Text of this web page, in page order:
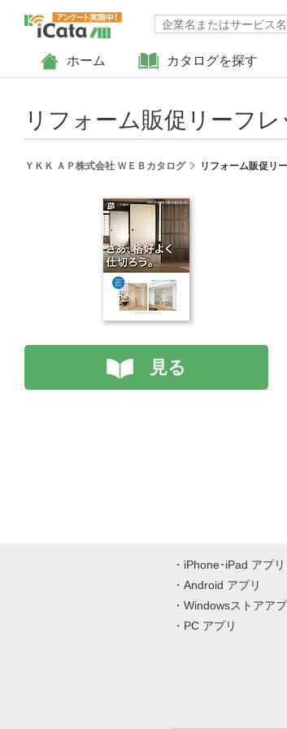
ホーム カタログを探す
リフォーム販促リーフ
ＹＫＫ ＡＰ株式会社 ＷＥＢカタログ リフォーム販促リ
見る
iPhone･iPad アプリ
Android アプリ
Windowsストアアプ
PC アプリ